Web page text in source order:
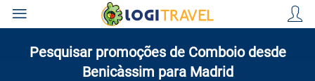
Pesquisar promoções de Comboio desde
Benicàssim para Madrid